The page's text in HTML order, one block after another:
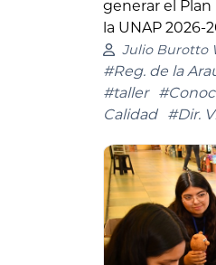
generar el
la UNAP 2026-
Julio Burotto
#Reg. de la
#taller
Calidad
#Dir.